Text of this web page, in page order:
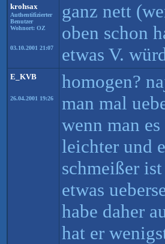
krohsax
Authentifizierter
Benutzer
Wohnort: OZ
03.10.2001 21:07
ganz nett
oben schon
etwas V.
E_KVB
26.04.2001 19:26
homogen?
man mal
wenn man
leichter und
schmeißer
etwas
habe daher
hat er